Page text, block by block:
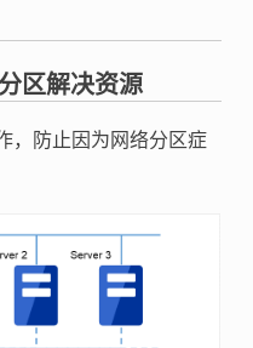
区解决资源
，防止因为网络分区症